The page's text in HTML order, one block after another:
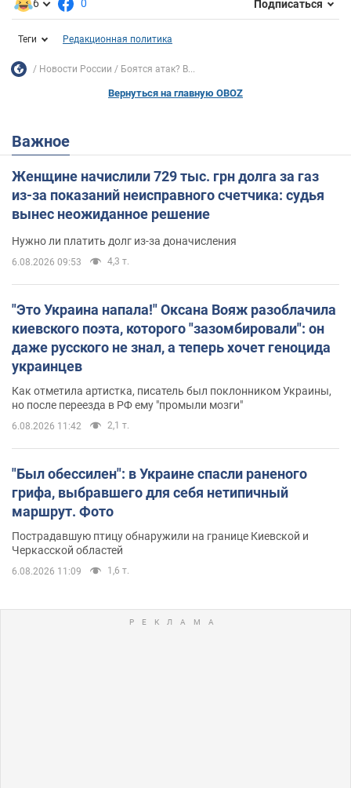
6 0 Подписаться
Теги Редакционная политика
Новости России Боятся атак? В...
Вернуться на главную OBOZ
Важное
Женщине начислили 729 тыс. грн долга за газ
из-за показаний неисправного счетчика: судья
вынес неожиданное решение
Нужно ли платить долг из-за доначисления
6.08.2026 09:53 4,3 т.
"Это Украина напала!" Оксана Вояж разоблачила
киевского поэта, которого "зазомбировали": он
даже русского не знал, а теперь хочет геноцида
украинцев
Как отметила артистка, писатель был поклонником Украины,
но после переезда в РФ ему "промыли мозги"
6.08.2026 11:42 2,1 т.
"Был обессилен": в Украине спасли раненого
грифа, выбравшего для себя нетипичный
маршрут. Фото
Пострадавшую птицу обнаружили на границе Киевской и
Черкасской областей
6.08.2026 11:09 1,6 т.